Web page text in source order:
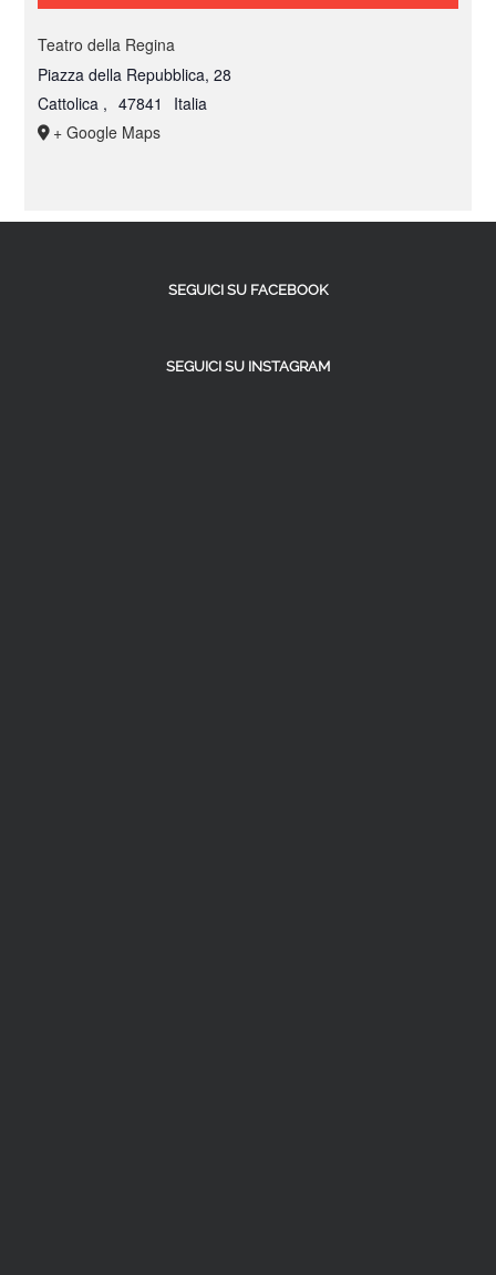
Teatro della Regina
Piazza della Repubblica, 28
Cattolica , 47841
Italia
+ Google Maps
SEGUICI SU FACEBOOK
SEGUICI SU INSTAGRAM